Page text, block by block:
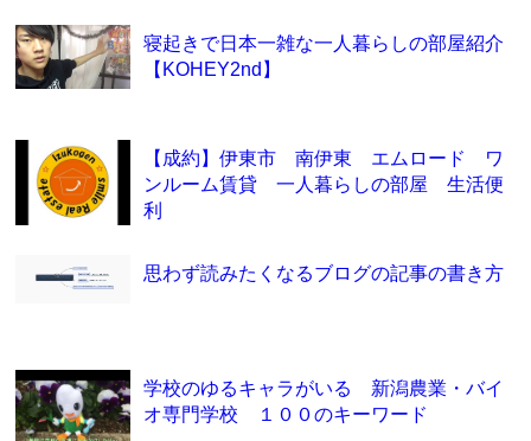
寝起きで日本一雑な一人暮らしの部屋紹介
【KOHEY2nd】
【成約】伊東市 南伊東 エムロード ワ
ンルーム賃貸 一人暮らしの部屋 生活便
利
思わず読みたくなるブログの記事の書き方
学校のゆるキャラがいる 新潟農業・バイ
オ専門学校 １００のキーワード